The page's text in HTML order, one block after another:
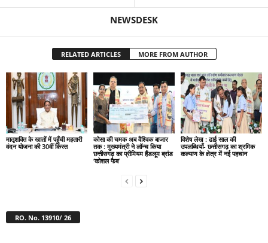
NEWSDESK
RELATED ARTICLES MORE FROM AUTHOR
मातृशक्ति के खातों में पहुँची महतारी
वंदन योजना की 30वीं किस्त
कोसा की चमक अब वैश्विक बाजार
तक : मुख्यमंत्री ने लॉन्च किया
छत्तीसगढ़ का प्रीमियम हैंडलूम ब्रांड
‘कोशल फैब’
विशेष लेख : ढाई साल की
उपलब्धियाँ- छत्तीसगढ़ का श्रमिक
कल्याण के क्षेत्र में नई पहचान
RO. No. 13910/ 26